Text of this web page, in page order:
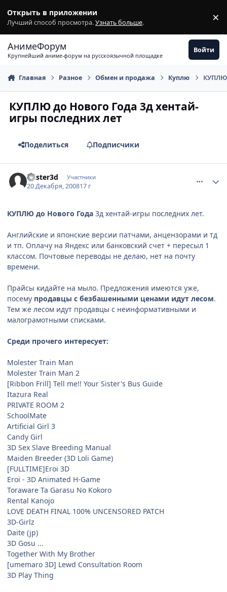
Открыть в приложении
Лучший способ просмотра.Узнать больше. ×
АнимеФорум
Крупнейший аниме-форум на русскоязычной площадке
Войти
Главная Разное Обмен и продажа Куплю КУПЛЮ
КУПЛЮ до Нового Года 3д хентай-
игры последних лет
Поделиться Подписчики
mister3d Участники
20 Декабря, 200817 г
КУПЛЮ до Нового Года 3д хентай-игры последних лет.
Английские и японские версии патчами, анцензорами и тд
и тп. Оплачу на Яндекс или банковский счет + пересыл 1
классом. Почтовые переводы не делаю, нет на почту
времени.
Прайсы кидайте на мыло. Предложения имеются уже,
посему продавцы с безбашенными ценами идут лесом.
Тем же лесом идут продавцы с неинформативными и
малограмотными списками.
Среди прочего интересует:
Molester Train Man
Molester Train Man 2
[Ribbon Frill] Tell me!! Your Sister's Bus Guide
Itazura Real
PRIVATE ROOM 2
SchoolMate
Artificial Girl 3
Candy Girl
3D Sex Slave Breeding Manual
Maiden Breeder (3D Loli Game)
[FULLTIME]Eroi 3D
Eroi - 3D Animated H-Game
Toraware Ta Garasu No Kokoro
Rental Kanojo
LOVE DEATH FINAL 100% UNCENSORED PATCH
3D-Girlz
Daite (jp)
3D Gosu ...
Together With My Brother
[umemaro 3D] Lewd Consultation Room
3D Play Thing